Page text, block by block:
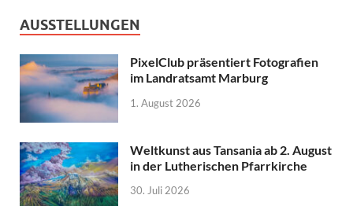
AUSSTELLUNGEN
PixelClub präsentiert Fotografien
im Landratsamt Marburg
1. August 2026
Weltkunst aus Tansania ab 2. August
in der Lutherischen Pfarrkirche
30. Juli 2026